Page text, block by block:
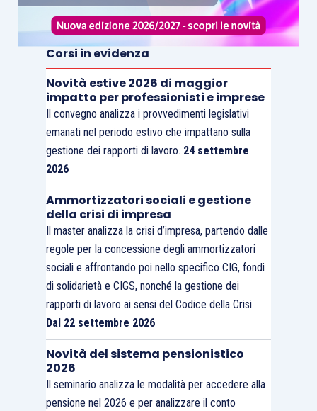
Corsi in evidenza
Novità estive 2026 di maggior
impatto per professionisti e imprese
Il convegno analizza i provvedimenti legislativi
emanati nel periodo estivo che impattano sulla
gestione dei rapporti di lavoro. 24 settembre
2026
Ammortizzatori sociali e gestione
della crisi di impresa
Il master analizza la crisi d’impresa, partendo dalle
regole per la concessione degli ammortizzatori
sociali e affrontando poi nello specifico CIG, fondi
di solidarietà e CIGS, nonché la gestione dei
rapporti di lavoro ai sensi del Codice della Crisi.
Dal 22 settembre 2026
Novità del sistema pensionistico
2026
Il seminario analizza le modalità per accedere alla
pensione nel 2026 e per analizzare il conto